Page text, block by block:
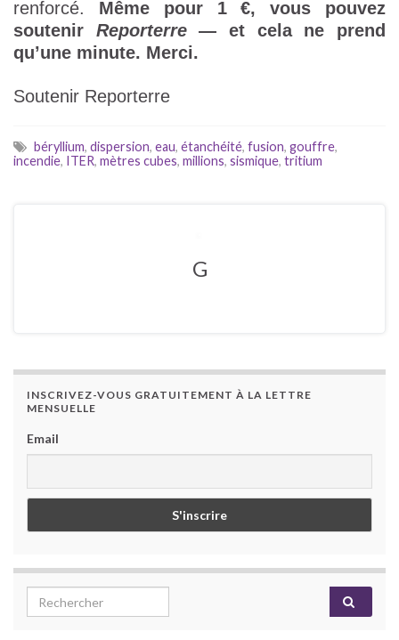
renforcé. Même pour 1 €, vous pouvez
soutenir Reporterre— et cela ne prend
qu’une minute. Merci.
Soutenir Reporterre
béryllium, dispersion, eau, étanchéité, fusion, gouffre,
incendie, ITER, mètres cubes, millions, sismique, tritium
G
INSCRIVEZ-VOUS GRATUITEMENT À LA LETTRE
MENSUELLE
Email
Search for: